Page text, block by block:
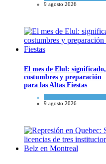
9 agosto 2026
El mes de Elul: significado,
costumbres y preparación
para las Altas Fiestas
9 agosto 2026